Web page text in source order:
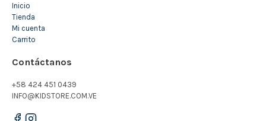
Inicio
Tienda
Mi cuenta
Carrito
Contáctanos
+58 424 451 0439
INFO@KIDSTORE.COM.VE